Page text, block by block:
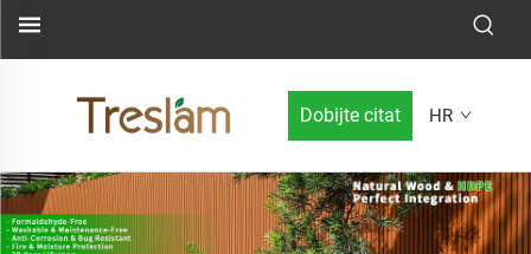
Dobijte citat HR